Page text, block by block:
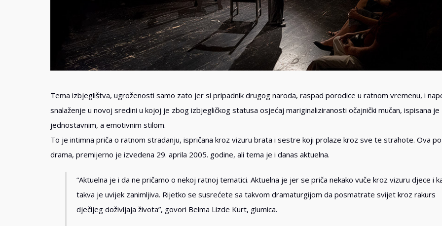
Tema izbjeglištva, ugroženosti samo zato jer si pripadnik drugog naroda, raspad porodice u ratnom vremenu, i
snalaženje u novoj sredini u kojoj je zbog izbjegličkog statusa osjećaj mariginaliziranosti očajnički mučan, ispisana je
jednostavnim, a emotivnim stilom.
To je intimna priča o ratnom stradanju, ispričana kroz vizuru brata i sestre koji prolaze kroz sve te strahote. Ova
drama, premijerno je izvedena 29. aprila 2005. godine, ali tema je i danas aktuelna.
“Aktuelna je i da ne pričamo o nekoj ratnoj tematici. Aktuelna je jer se priča nekako vuče kroz vizuru djece i
takva je uvijek zanimljiva. Rijetko se susrećete sa takvom dramaturgijom da posmatrate svijet kroz rakurs
dječijeg doživljaja života”, govori Belma Lizde Kurt, glumica.